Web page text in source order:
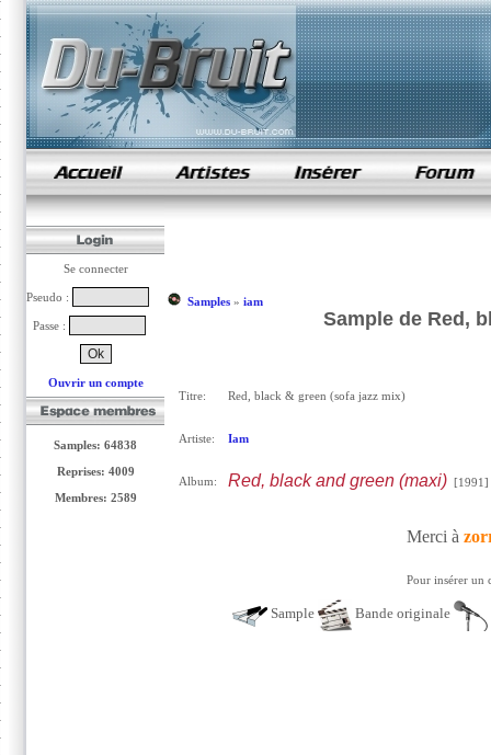
samples de rap
Se connecter
Pseudo :
Passe :
Ouvrir un compte
Samples: 64838
Reprises: 4009
Membres: 2589
Samples» iam
Sample de Red,
Titre: Red, black & green (sofa jazz mix)
Artiste: Iam
Album: Red, black and green (maxi)[1991]
Merci à
Pour insérer un
Sample Bande originale